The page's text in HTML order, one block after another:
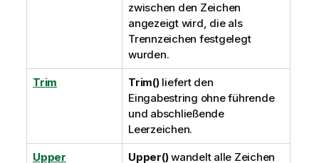
zwischen den Zeichen
angezeigt wird, die als
Trennzeichen festgelegt
wurden.
Trim Trim()liefert den
Eingabestring ohne führende
und abschließende
Leerzeichen.
Upper Upper()wandelt alle Zeichen